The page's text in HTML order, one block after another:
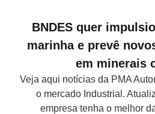
BNDES quer
marinha e prevê
em minerais
Veja aqui notícias da PMA
o mercado Industrial.
empresa tenha o melhor